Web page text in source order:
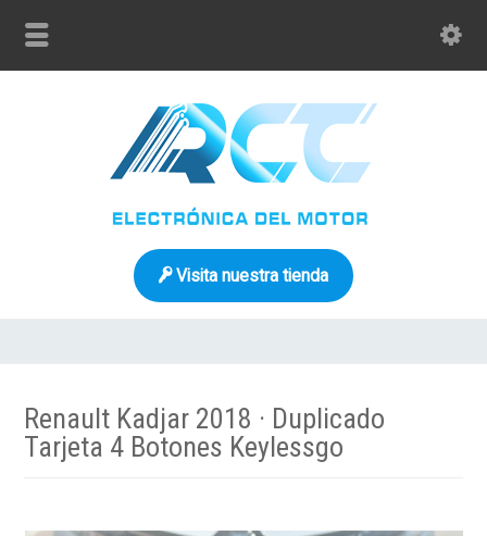
Visita nuestra tienda
Renault Kadjar 2018 · Duplicado
Tarjeta 4 Botones Keylessgo